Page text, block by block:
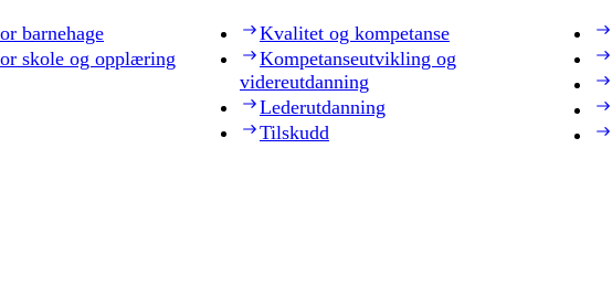
barnehage
skole og opplæring
Kvalitet og kompetanse
Kompetanseutvikling og
videreutdanning
Lederutdanning
Tilskudd